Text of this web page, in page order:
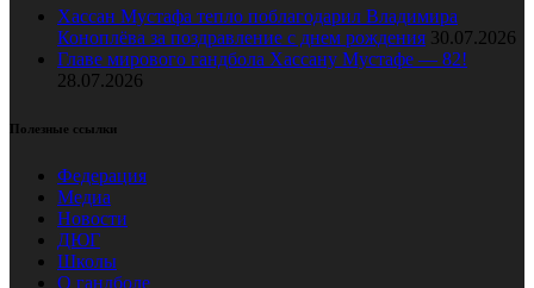
Хассан Мустафа тепло поблагодарил Владимира
Коноплёва за поздравление с днем рождения 30.07.2026
Главе мирового гандбола Хассану Мустафе — 82!
28.07.2026
Полезные ссылки
Федерация
Медиа
Новости
ДЮГ
Школы
О гандболе